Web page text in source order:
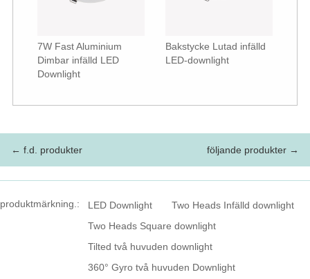
7W Fast Aluminium
Dimbar infälld LED
Downlight
Bakstycke Lutad infälld
LED-downlight
← f.d. produkter följande produkter →
produktmärkning.: LED Downlight
Two Heads Infälld downlight
Two Heads Square downlight
Tilted två huvuden downlight
360° Gyro två huvuden Downlight